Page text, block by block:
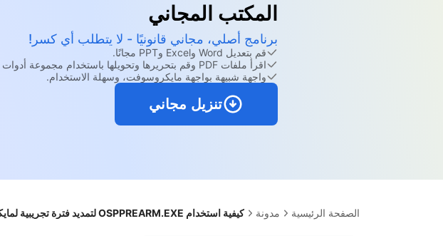
المكتب المجاني
برنامج أصلي، مجاني قانونيًا - لا يتطلب أي كسر!
قم بتعديل Word وExcel وPPT مجانًا.
اقرأ ملفات PDF وقم بتحريرها وتحويلها باستخدام مجموعة أدوات PDF القوية.
واجهة شبيهة بواجهة مايكروسوفت، وسهلة الاستخدام.
تنزيل مجاني
الصفحة الرئيسية مدونة كيفية استخدام OSPPREARM.EXE لتمديد فترة تجريبية لمايكروسوفت أوفيس